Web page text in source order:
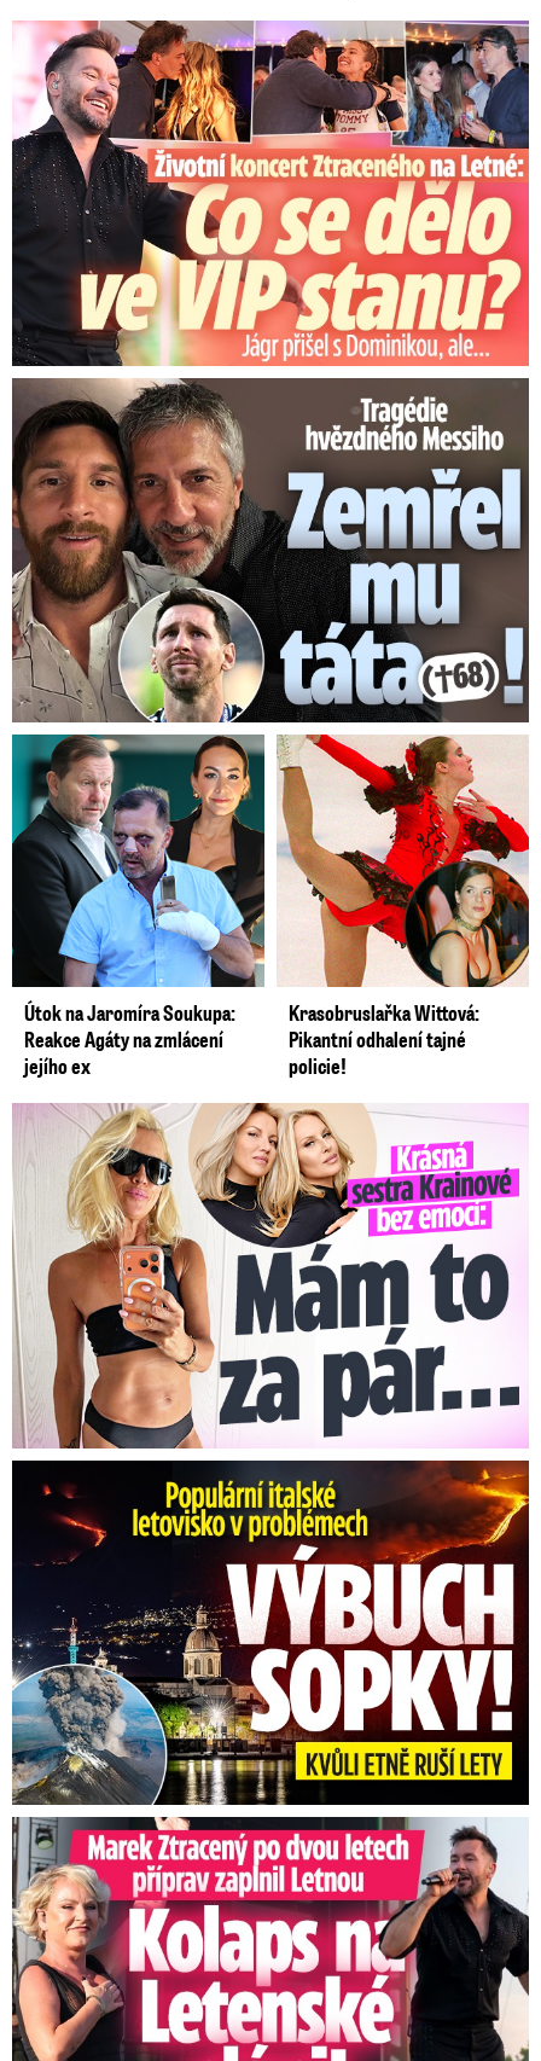
Koncert Ztraceného na Letné: Jágr přišel s Dominikou, ale...
Tragédie hvězdného Messiho: Zemřel mu táta (†68)!
Útok na Jaromíra Soukupa:
Reakce Agáty na zmlácení
jejího ex
Krasobruslařka Wittová:
Pikantní odhalení tajné
policie!
Krásná sestra Krainové bez emocí: Mám to za pár…
Erupce sicilské sopky Etny: Ruší desítky letů
Marek Ztracený na Letné: Pártlová stopla koncert